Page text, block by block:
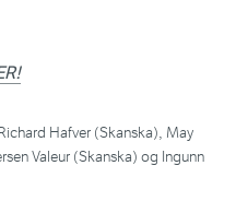
Hafver (Skanska), May
Valeur (Skanska) og Ingunn